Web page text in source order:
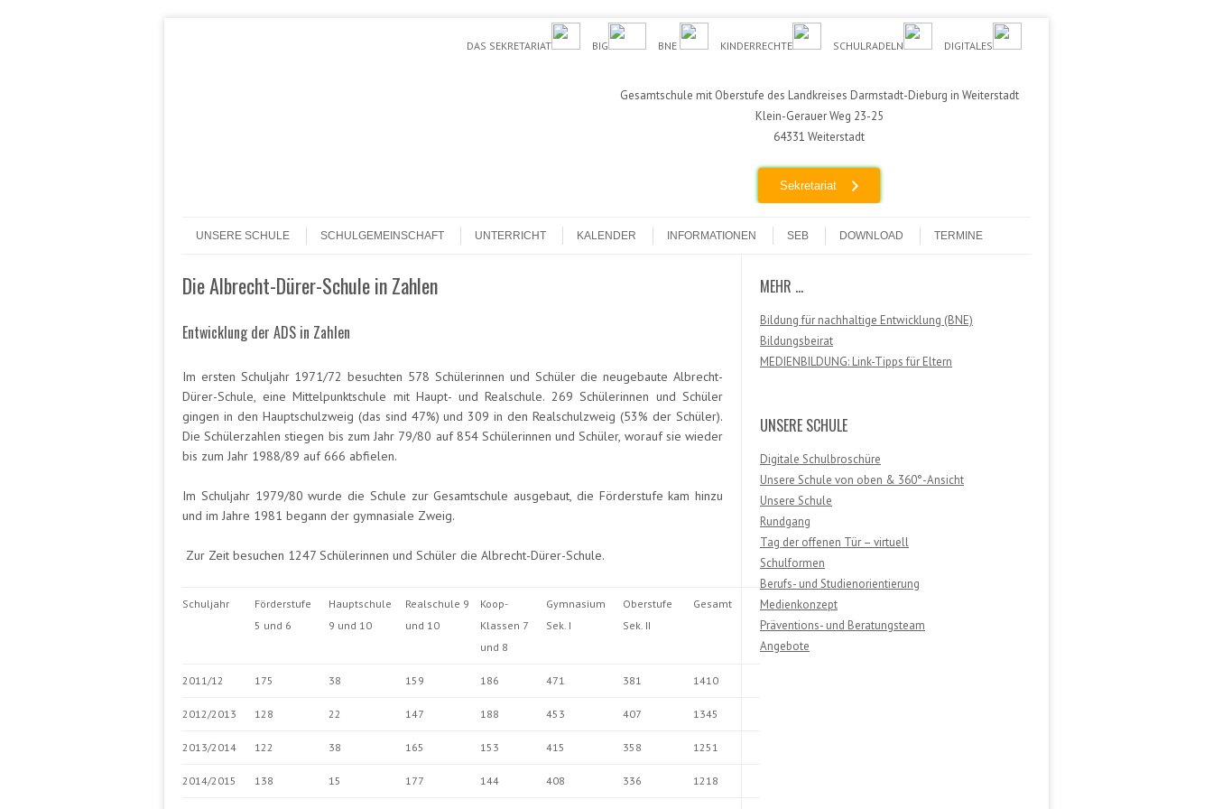
DAS SEKRETARIAT
BIG BNE KINDERRECHTE SCHULRADELN DIGITALES
Gesamtschule mit Oberstufe des Landkreises Darmstadt-Dieburg in Weiterstadt
Klein-Gerauer Weg 23-25
64331 Weiterstadt
Sekretariat
Menü
UNSERE SCHULE
SCHULGEMEINSCHAFT UNTERRICHT KALENDER INFORMATIONEN SEB DOWNLOAD TERMINE
Die Albrecht-Dürer-Schule in Zahlen
Entwicklung der ADS in Zahlen
Im ersten Schuljahr 1971/72 besuchten 578 Schülerinnen und Schüler die neugebaute Albrecht-
Dürer-Schule, eine Mittelpunktschule mit Haupt- und Realschule. 269 Schülerinnen und Schüler
gingen in den Hauptschulzweig (das sind 47%) und 309 in den Realschulzweig (53% der Schüler).
Die Schülerzahlen stiegen bis zum Jahr 79/80 auf 854 Schülerinnen und Schüler, worauf sie wieder
bis zum Jahr 1988/89 auf 666 abfielen.
Im Schuljahr 1979/80 wurde die Schule zur Gesamtschule ausgebaut, die Förderstufe kam hinzu
und im Jahre 1981 begann der gymnasiale Zweig.
Zur Zeit besuchen 1247 Schülerinnen und Schüler die Albrecht-Dürer-Schule.
Schuljahr
Förderstufe
5 und 6
Hauptschule
9 und 10
Realschule 9
und 10
Koop-
Klassen 7
und 8
Gymnasium
Sek. I
Oberstufe
Sek. II
Gesamt
2011/12 175 38 159 186 471 381 1410
2012/2013 128 22 147 188 453 407 1345
2013/2014 122 38 165 153 415 358 1251
2014/2015 138 15 177 144 408 336 1218
MEHR …
Bildung für nachhaltige Entwicklung (BNE)
Bildungsbeirat
MEDIENBILDUNG: Link-Tipps für Eltern
UNSERE SCHULE
Digitale Schulbroschüre
Unsere Schule von oben & 360°-Ansicht
Unsere Schule
Rundgang
Tag der offenen Tür – virtuell
Schulformen
Berufs- und Studienorientierung
Medienkonzept
Präventions- und Beratungsteam
Angebote